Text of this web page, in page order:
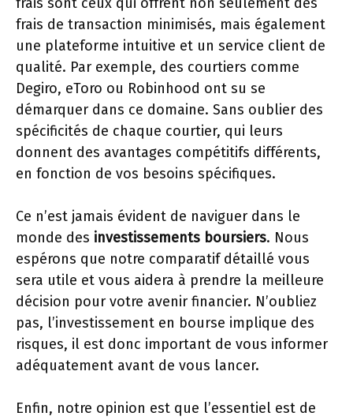
frais de transaction minimisés, mais également
une plateforme intuitive et un service client de
qualité. Par exemple, des courtiers comme
Degiro, eToro ou Robinhood ont su se
démarquer dans ce domaine. Sans oublier des
spécificités de chaque courtier, qui leurs
donnent des avantages compétitifs différents,
en fonction de vos besoins spécifiques.
Ce n’est jamais évident de naviguer dans le
monde des investissements boursiers. Nous
espérons que notre comparatif détaillé vous
sera utile et vous aidera à prendre la meilleure
décision pour votre avenir financier. N’oubliez
pas, l’investissement en bourse implique des
risques, il est donc important de vous informer
adéquatement avant de vous lancer.
Enfin, notre opinion est que l’essentiel est de